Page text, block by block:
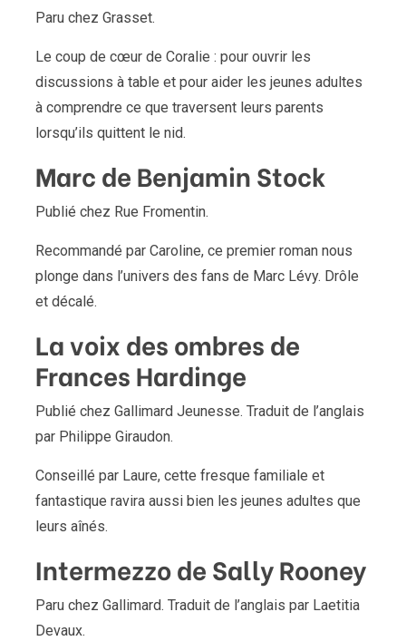
Paru chez Grasset.
Le coup de cœur de Coralie : pour ouvrir les
discussions à table et pour aider les jeunes adultes
à comprendre ce que traversent leurs parents
lorsqu’ils quittent le nid.
Marc de Benjamin Stock
Publié chez Rue Fromentin.
Recommandé par Caroline, ce premier roman nous
plonge dans l’univers des fans de Marc Lévy. Drôle
et décalé.
La voix des ombres de
Frances Hardinge
Publié chez Gallimard Jeunesse. Traduit de l’anglais
par Philippe Giraudon.
Conseillé par Laure, cette fresque familiale et
fantastique ravira aussi bien les jeunes adultes que
leurs aînés.
Intermezzo de Sally Rooney
Paru chez Gallimard. Traduit de l’anglais par Laetitia
Devaux.